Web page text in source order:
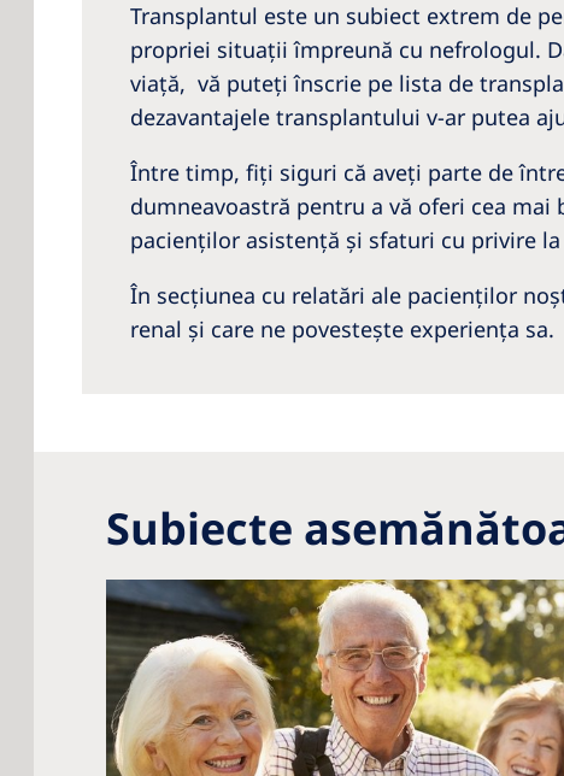
Transplantul este un subiect extrem de
propriei situaţii împreună cu nefrologul.
viață, vă puteţi înscrie pe lista de
dezavantajele transplantului v-ar putea
Între timp, fiţi siguri că aveţi parte de
dumneavoastră pentru a vă oferi cea
pacienţilor asistenţă şi sfaturi cu privire
În secţiunea cu relatări ale pacienţilor
renal şi care ne povestește experienţa sa.
Subiecte